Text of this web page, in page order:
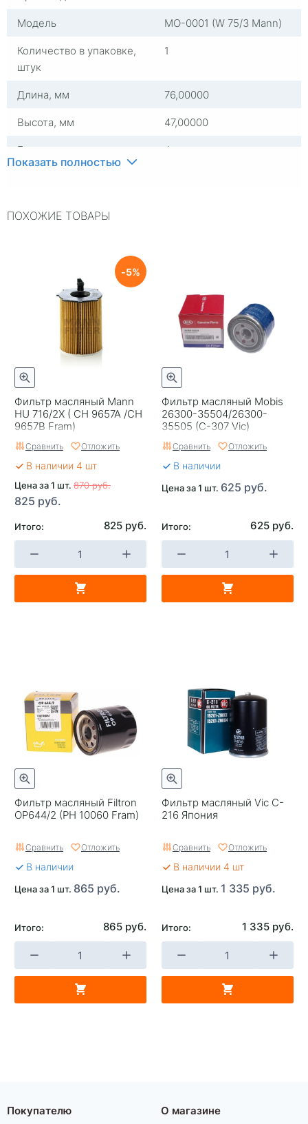
Модель
MO-0001 (W 75/3 Mann)
Количество в упаковке,
штук
1
Длина, мм
76,00000
Высота, мм
47,00000
Группа
Фильтры масляные
Показать полностью
ПОХОЖИЕ ТОВАРЫ
Фильтр масляный Mann
HU 716/2X ( CH 9657A /CH
9657B Fram)
5
Сравнить Отложить
В наличии 4 шт
Цена за 1 шт. 870 руб.
825 руб.
Итого: 825 руб.
Фильтр масляный Mobis
26300-35504/26300-
35505 (C-307 Vic)
Hyundai/KIA
Сравнить Отложить
В наличии
Цена за 1 шт. 625 руб.
Итого: 625 руб.
Фильтр масляный Filtron
OP644/2 (PH 10060 Fram)
Сравнить Отложить
В наличии
Цена за 1 шт. 865 руб.
Итого: 865 руб.
Фильтр масляный Vic C-
216 Япония
Сравнить Отложить
В наличии 4 шт
Цена за 1 шт. 1 335 руб.
Итого: 1 335 руб.
Покупателю О магазине